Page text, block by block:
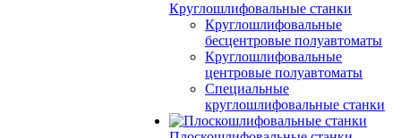
Круглошлифовальные станки
Круглошлифовальные
бесцентровые полуавтоматы
Круглошлифовальные
центровые полуавтоматы
Специальные
круглошлифовальные станки